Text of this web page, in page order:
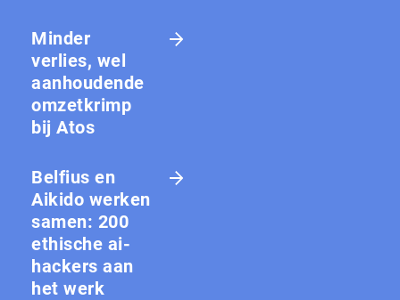
Minder
verlies, wel
aanhoudende
omzetkrimp
bij Atos
Belfius en
Aikido werken
samen: 200
ethische ai-
hackers aan
het werk